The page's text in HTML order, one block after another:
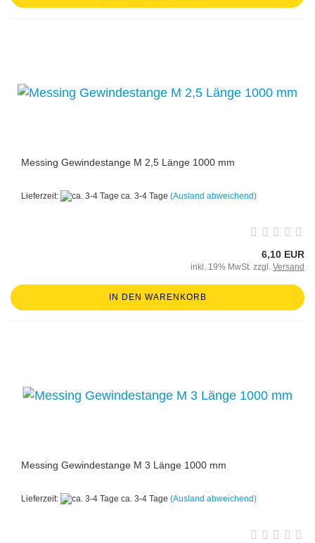
Messing Gewindestange M 2,5 Länge 1000 mm
Lieferzeit: ca. 3-4 Tage (Ausland abweichend)
6,10 EUR
inkl. 19% MwSt. zzgl. Versand
IN DEN WARENKORB
Messing Gewindestange M 3 Länge 1000 mm
Lieferzeit: ca. 3-4 Tage (Ausland abweichend)